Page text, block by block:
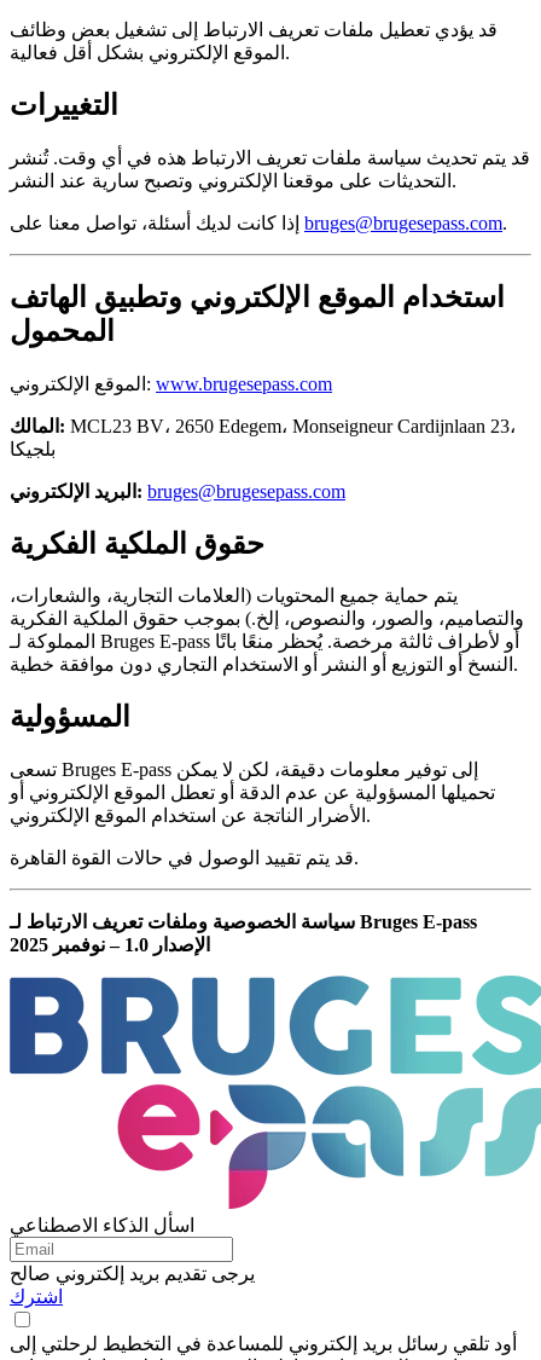
قد يؤدي تعطيل ملفات تعريف الارتباط إلى تشغيل بعض وظائف
الموقع الإلكتروني بشكل أقل فعالية.
التغييرات
قد يتم تحديث سياسة ملفات تعريف الارتباط هذه في أي وقت. تُنشر
التحديثات على موقعنا الإلكتروني وتصبح سارية عند النشر.
bruges@brugesepass.com.
استخدام الموقع الإلكتروني وتطبيق الهاتف
المحمول
الموقع الإلكتروني: www.brugesepass.com
المالك: MCL23 BV، 2650 Edegem، Monseigneur Cardijnlaan 23،
بلجيكا
البريد الإلكتروني: bruges@brugesepass.com
حقوق الملكية الفكرية
يتم حماية جميع المحتويات (العلامات التجارية، والشعارات،
والتصاميم، والصور، والنصوص، إلخ.) بموجب حقوق الملكية الفكرية
المملوكة لـ Bruges E-pass أو لأطراف ثالثة مرخصة. يُحظر منعًا باتًا
النسخ أو التوزيع أو النشر أو الاستخدام التجاري دون موافقة خطية.
المسؤولية
تسعى Bruges E-pass إلى توفير معلومات دقيقة، لكن لا يمكن
تحميلها المسؤولية عن عدم الدقة أو تعطل الموقع الإلكتروني أو
الأضرار الناتجة عن استخدام الموقع الإلكتروني.
قد يتم تقييد الوصول في حالات القوة القاهرة.
سياسة الخصوصية وملفات تعريف الارتباط لـ Bruges E-pass
الإصدار 1.0 – نوفمبر 2025
اسأل الذكاء الاصطناعي
يرجى تقديم بريد إلكتروني صالح
اشترك
أود تلقي رسائل بريد إلكتروني للمساعدة في التخطيط لرحلتي إلى